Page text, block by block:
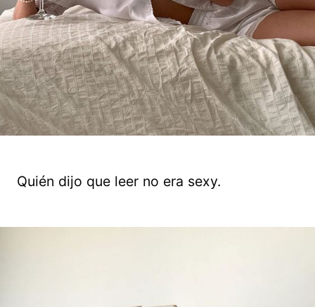
Quién dijo que leer no era sexy.